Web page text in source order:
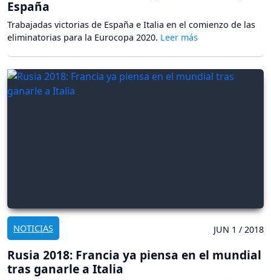
España
Trabajadas victorias de España e Italia en el comienzo de las
eliminatorias para la Eurocopa 2020.
NOTICIAS JUN 1 / 2018
Rusia 2018: Francia ya piensa en el mundial
tras ganarle a Italia